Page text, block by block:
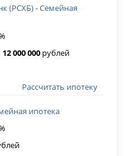
(РСХБ) - Семейная
12 000 000 рублей
Рассчитать ипотеку
ипотека